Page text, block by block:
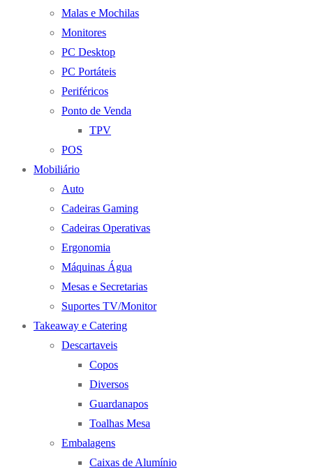
Malas e Mochilas
Monitores
PC Desktop
PC Portáteis
Periféricos
Ponto de Venda
TPV
POS
Mobiliário
Auto
Cadeiras Gaming
Cadeiras Operativas
Ergonomia
Máquinas Água
Mesas e Secretarias
Suportes TV/Monitor
Takeaway e Catering
Descartaveis
Copos
Diversos
Guardanapos
Toalhas Mesa
Embalagens
Caixas de Alumínio